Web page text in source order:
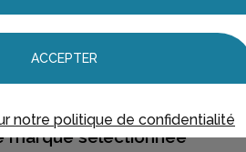
marque sélectionnée
ACCEPTER
notre politique de confidentialité